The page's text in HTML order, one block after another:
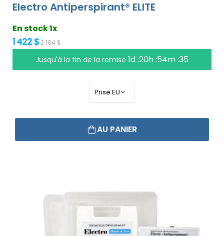
Electro Antiperspirant® ELITE
En stock 1x
1 422 $2 184 $
Jusqu'à la fin de la remise 1d :20h :54m :34
AU PANIER